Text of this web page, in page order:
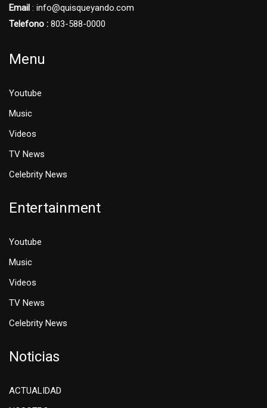
Email : info@quisqueyando.com
Telefono : 803-588-0000
Menu
Youtube
Music
Videos
TV News
Celebrity News
Entertainment
Youtube
Music
Videos
TV News
Celebrity News
Noticias
ACTUALIDAD